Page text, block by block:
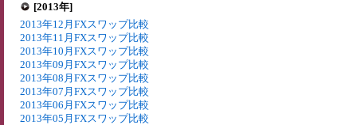
[2013年]
2013年12月FXスワップ比較
2013年11月FXスワップ比較
2013年10月FXスワップ比較
2013年09月FXスワップ比較
2013年08月FXスワップ比較
2013年07月FXスワップ比較
2013年06月FXスワップ比較
2013年05月FXスワップ比較